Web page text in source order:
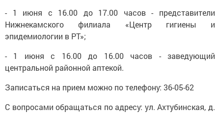
- 1 июня с 16.00 до 17.00 часов - представители
Нижнекамского филиала «Центр гигиены и
эпидемиологии в РТ»;
- 1 июня с 16.00 до 16.00 часов - заведующий
центральной районной аптекой.
Записаться на прием можно по телефону: 36-05-62
С вопросами обращаться по адресу: ул. Ахтубинская, д.